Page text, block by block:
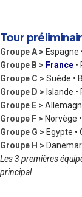
Tour
Groupe A > Espagne
Groupe B > France •
Groupe C > Suède •
Groupe D > Islande
Groupe E >
Groupe F > Norvège
Groupe G > Egypte •
Groupe H >
Les 3 premières
principal